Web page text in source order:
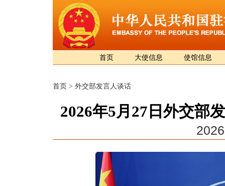
首页 大使信息 使馆信息
首页 > 外交部发言人谈话
2026年5月27日外交部